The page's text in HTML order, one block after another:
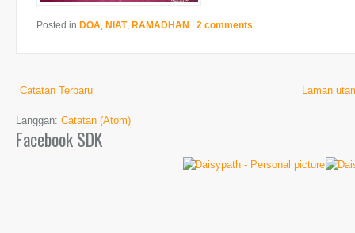
Posted in DOA NIAT, RAMADHAN | 2 comments
Catatan Terbaru Laman
Langgan: Catatan (Atom)
Facebook SDK